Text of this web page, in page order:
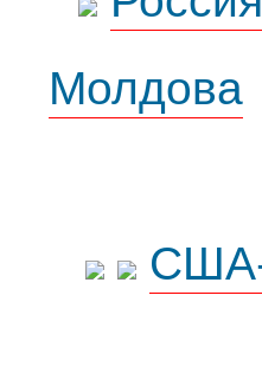
Молдова